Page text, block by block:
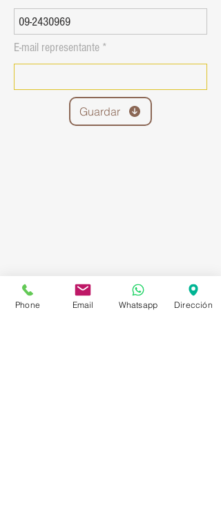
E-mail representante
Guardar
Phone Email Whatsapp Dirección